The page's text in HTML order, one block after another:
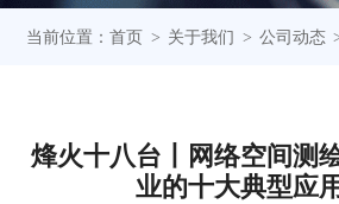
当前位置：首页 > 关于我们 > 公司动态
烽火十八台丨网络空间测
业的十大典型应